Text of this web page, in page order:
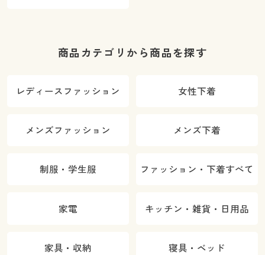
商品カテゴリから商品を探す
レディースファッション 女性下着
メンズファッション メンズ下着
制服・学生服 ファッション・下着すべて
家電 キッチン・雑貨・日用品
家具・収納 寝具・ベッド